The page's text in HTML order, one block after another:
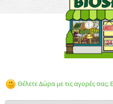
Θέλετε Δώρα με τις αγορές σας;